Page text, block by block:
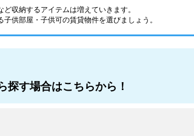
収納するアイテムは増えていきます。
供部屋・子供可の賃貸物件を選びましょう。
探す場合はこちらから！